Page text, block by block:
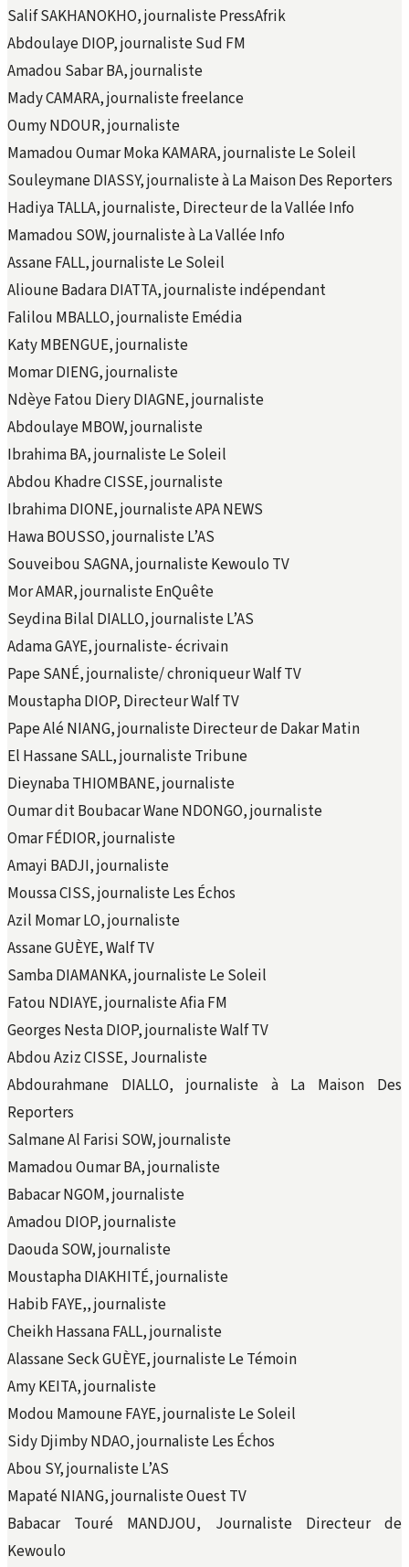
Salif SAKHANOKHO, journaliste PressAfrik
Abdoulaye DIOP, journaliste Sud FM
Amadou Sabar BA, journaliste
Mady CAMARA, journaliste freelance
Oumy NDOUR, journaliste
Mamadou Oumar Moka KAMARA, journaliste Le Soleil
Souleymane DIASSY, journaliste à La Maison Des Reporters
Hadiya TALLA, journaliste, Directeur de la Vallée Info
Mamadou SOW, journaliste à La Vallée Info
Assane FALL, journaliste Le Soleil
Alioune Badara DIATTA, journaliste indépendant
Falilou MBALLO, journaliste Emédia
Katy MBENGUE, journaliste
Momar DIENG, journaliste
Ndèye Fatou Diery DIAGNE, journaliste
Abdoulaye MBOW, journaliste
Ibrahima BA, journaliste Le Soleil
Abdou Khadre CISSE, journaliste
Ibrahima DIONE, journaliste APA NEWS
Hawa BOUSSO, journaliste L’AS
Souveibou SAGNA, journaliste Kewoulo TV
Mor AMAR, journaliste EnQuête
Seydina Bilal DIALLO, journaliste L’AS
Adama GAYE, journaliste- écrivain
Pape SANÉ, journaliste/ chroniqueur Walf TV
Moustapha DIOP, Directeur Walf TV
Pape Alé NIANG, journaliste Directeur de Dakar Matin
El Hassane SALL, journaliste Tribune
Dieynaba THIOMBANE, journaliste
Oumar dit Boubacar Wane NDONGO, journaliste
Omar FÉDIOR, journaliste
Amayi BADJI, journaliste
Moussa CISS, journaliste Les Échos
Azil Momar LO, journaliste
Assane GUÈYE, Walf TV
Samba DIAMANKA, journaliste Le Soleil
Fatou NDIAYE, journaliste Afia FM
Georges Nesta DIOP, journaliste Walf TV
Abdou Aziz CISSE, Journaliste
Abdourahmane DIALLO, journaliste à La Maison Des
Reporters
Salmane Al Farisi SOW, journaliste
Mamadou Oumar BA, journaliste
Babacar NGOM, journaliste
Amadou DIOP, journaliste
Daouda SOW, journaliste
Moustapha DIAKHITÉ, journaliste
Habib FAYE,, journaliste
Cheikh Hassana FALL, journaliste
Alassane Seck GUÈYE, journaliste Le Témoin
Amy KEITA, journaliste
Modou Mamoune FAYE, journaliste Le Soleil
Sidy Djimby NDAO, journaliste Les Échos
Abou SY, journaliste L’AS
Mapaté NIANG, journaliste Ouest TV
Babacar Touré MANDJOU, Journaliste Directeur de
Kewoulo